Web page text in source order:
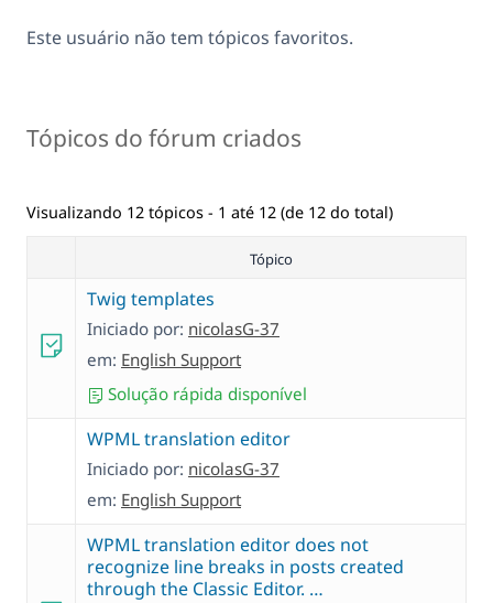
Este usuário não tem tópicos favoritos.
Tópicos do fórum criados
Visualizando 12 tópicos - 1 até 12 (de 12 do total)
Tópico
Twig templates
Iniciado por: nicolasG-37
em: English Support
Solução rápida disponível
WPML translation editor
Iniciado por: nicolasG-37
em: English Support
WPML translation editor does not
recognize line breaks in posts created
through the Classic Editor. …